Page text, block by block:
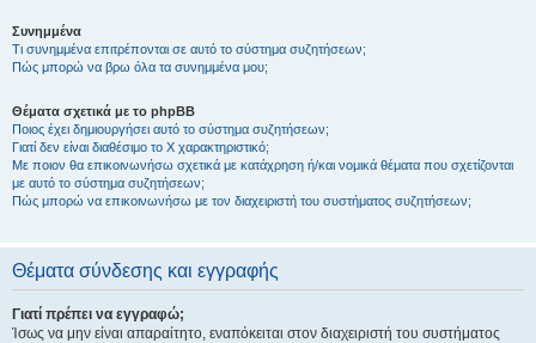
Συνημμένα
Τι συνημμένα επιτρέπονται σε αυτό το σύστημα συζητήσεων;
Πώς μπορώ να βρω όλα τα συνημμένα μου;
Θέματα σχετικά με το phpBB
Ποιος έχει δημιουργήσει αυτό το σύστημα συζητήσεων;
Γιατί δεν είναι διαθέσιμο το Χ χαρακτηριστικό;
Με ποιον θα επικοινωνήσω σχετικά με κατάχρηση ή/και νομικά θέματα που σχετίζονται
με αυτό το σύστημα συζητήσεων;
Πώς μπορώ να επικοινωνήσω με τον διαχειριστή του συστήματος συζητήσεων;
Θέματα σύνδεσης και εγγραφής
Γιατί πρέπει να εγγραφώ;
Ίσως να μην είναι απαραίτητο, εναπόκειται στον διαχειριστή του συστήματος